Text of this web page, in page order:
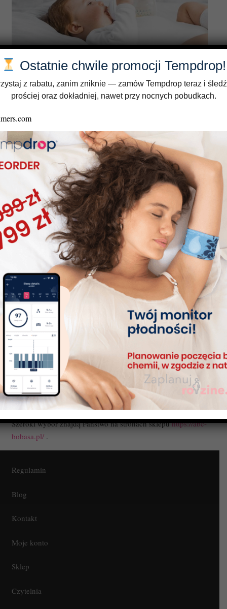
Karmienie butelką
Pomimo, że trudno nie zgodzić się z zaletami karmienia
piersią to jednak druga firma – karmienie butelką ma również
wiele zwolenniczek wśród mam.
Często ulgą dla zmęczonej mamy jest fakt, iż karmiąc butelką
częstotliwość posiłków jest mniejsza. Wolniej trawiące się
mleko modyfikowane daje dłuższe uczucie sytości dla
maluszka.
Karmiąc butelką łatwo ocenić jaką ilość pokarmu przyjął
maluch. Butelki dla niemowląt mają dodatkowo podziałkę
która pozwala precyzyjnie określić i dobrać odpowiednią
ilość posiłku.
Butelka daje większe poczucie wolności dla mamy, która
może sobie pozwolić na większą swobodę. Karmiąc butelką
część obowiązków związanych z tą czynnością może spaść
na tatę lub innego członka rodziny.
Mama karmiąca swoje dziecko butelką może także sobie
więcej pozwolić w kwestii swojej diety gdyż nie musi baczcie
pilnować swojego menu.
Właściwe przygotowanie się do karmienia butelką wiąże się z
wyborem odpowiednich akcesoriów. Warto z pewnością
zdecydować się na butelki antykolkowe, które ochronią
maluszka przed tą dolegliwością. Najpopularniejsze firmy
takie jak: Avent, Dr Brown`s czy Lovi stosują w swoich
butelkach zaawansowane systemy antykolkowe.
Szeroki wybór znajdą Państwo na stronach sklepuhttps://abc-
bobasa.pl/ .
Regulamin
Blog
Kontakt
Moje konto
Sklep
Czytelnia
Ostatnie chwile promocji Tempdrop!
z rabatu, zanim zniknie — zamów Tempdrop teraz i
prościej oraz dokładniej, nawet przy nocnych pobudkach.